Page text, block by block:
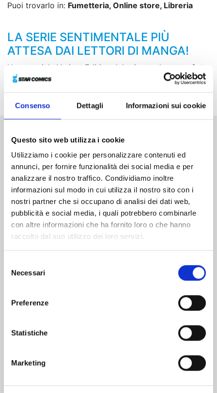
Consenso Dettagli Informazioni sui cookie
Questo sito web utilizza i cookie
Utilizziamo i cookie per personalizzare contenuti ed
annunci, per fornire funzionalità dei social media e per
analizzare il nostro traffico. Condividiamo inoltre
informazioni sul modo in cui utilizza il nostro sito con i
nostri partner che si occupano di analisi dei dati web,
pubblicità e social media, i quali potrebbero combinarle
con altre informazioni che ha fornito loro o che hanno
raccolto dal suo utilizzo dei loro servizi.
delNecessari
Preferenze
Statistiche
Marketing
Puoi trovarlo in: Fumetteria, Online store, Libreria
LA SERIE SENTIMENTALE PIÙ
ATTESA DAI LETTORI DI MANGA!
Una speciale Variant Edition del primo volume perfetta
per fronteggiare la calura estiva, con allegato un mini
ventaglio in cartoncino!
Altri volumi della serie
MY LOVE STORY WITH YAMADA-KUN AT